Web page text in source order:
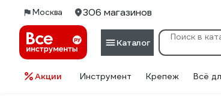
Москва 306 магазинов
Каталог
Акции Инструмент Крепеж Всё